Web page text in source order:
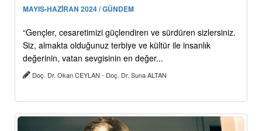
MAYIS-HAZİRAN 2024 / GÜNDEM
“Gençler, cesaretimizi güçlendiren ve sürdüren sizlersiniz.
Siz, almakta olduğunuz terbiye ve kültür ile insanlık
değerinin, vatan sevgisinin en değer...
Doç. Dr. Okan CEYLAN - Doç. Dr. Suna ALTAN